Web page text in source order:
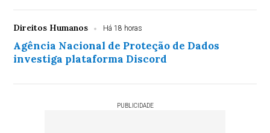
Direitos Humanos Há 18 horas
Agência Nacional de Proteção de Dados
investiga plataforma Discord
PUBLICIDADE